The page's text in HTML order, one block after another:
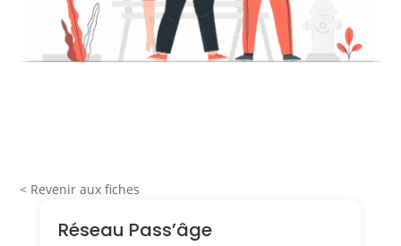
< Revenir aux fiches
Réseau Pass’âge